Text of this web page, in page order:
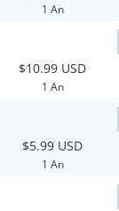
1 An
$10.99 USD
1 An
$5.99 USD
1 An